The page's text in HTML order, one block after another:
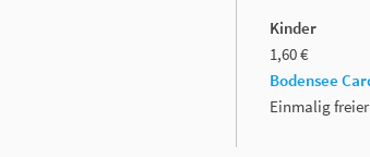
Kinder
1,60 €
Bodensee
Einmalig